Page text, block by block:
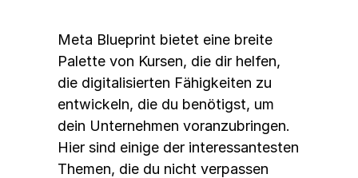
Meta Blueprint bietet eine breite
Palette von Kursen, die dir helfen,
die digitalisierten Fähigkeiten zu
entwickeln, die du benötigst, um
dein Unternehmen voranzubringen.
Hier sind einige der interessantesten
Themen, die du nicht verpassen